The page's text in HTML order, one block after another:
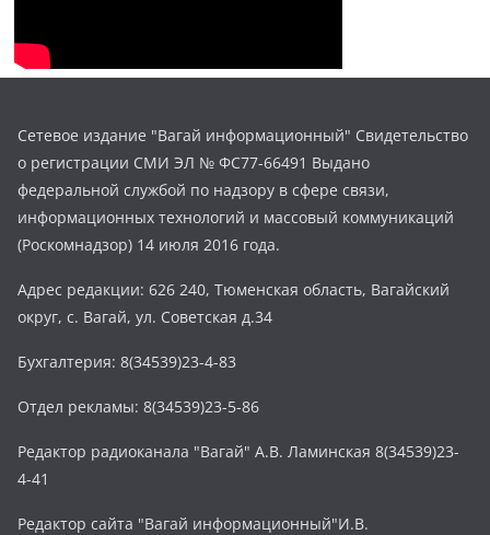
Сетевое издание "Вагай информационный" Свидетельство
о регистрации СМИ ЭЛ № ФС77-66491 Выдано
федеральной службой по надзору в сфере связи,
информационных технологий и массовый коммуникаций
(Роскомнадзор) 14 июля 2016 года.
Адрес редакции: 626 240, Тюменская область, Вагайский
округ, с. Вагай, ул. Советская д.34
Бухгалтерия: 8(34539)23-4-83
Отдел рекламы: 8(34539)23-5-86
Редактор радиоканала "Вагай" А.В. Ламинская 8(34539)23-
4-41
Редактор сайта "Вагай информационный"И.В.